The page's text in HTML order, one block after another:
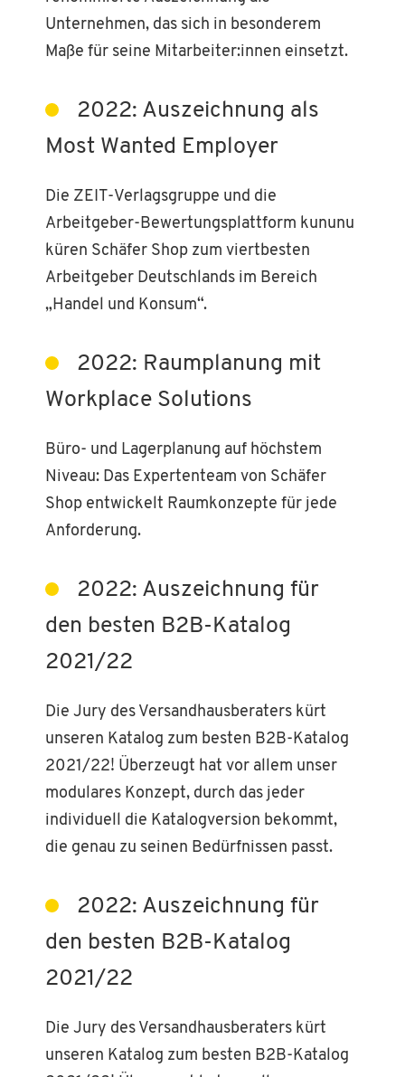
Unternehmen, das sich in besonderem
Maße für seine Mitarbeiter:innen einsetzt.
2022: Auszeichnung als
Most Wanted Employer
Die ZEIT-Verlagsgruppe und die
Arbeitgeber-Bewertungsplattform kununu
küren Schäfer Shop zum viertbesten
Arbeitgeber Deutschlands im Bereich
„Handel und Konsum“.
2022: Raumplanung mit
Workplace Solutions
Büro- und Lagerplanung auf höchstem
Niveau: Das Expertenteam von Schäfer
Shop entwickelt Raumkonzepte für jede
Anforderung.
2022: Auszeichnung für
den besten B2B-Katalog
2021/22
Die Jury des Versandhausberaters kürt
unseren Katalog zum besten B2B-Katalog
2021/22! Überzeugt hat vor allem unser
modulares Konzept, durch das jeder
individuell die Katalogversion bekommt,
die genau zu seinen Bedürfnissen passt.
2022: Auszeichnung für
den besten B2B-Katalog
2021/22
Die Jury des Versandhausberaters kürt
unseren Katalog zum besten B2B-Katalog